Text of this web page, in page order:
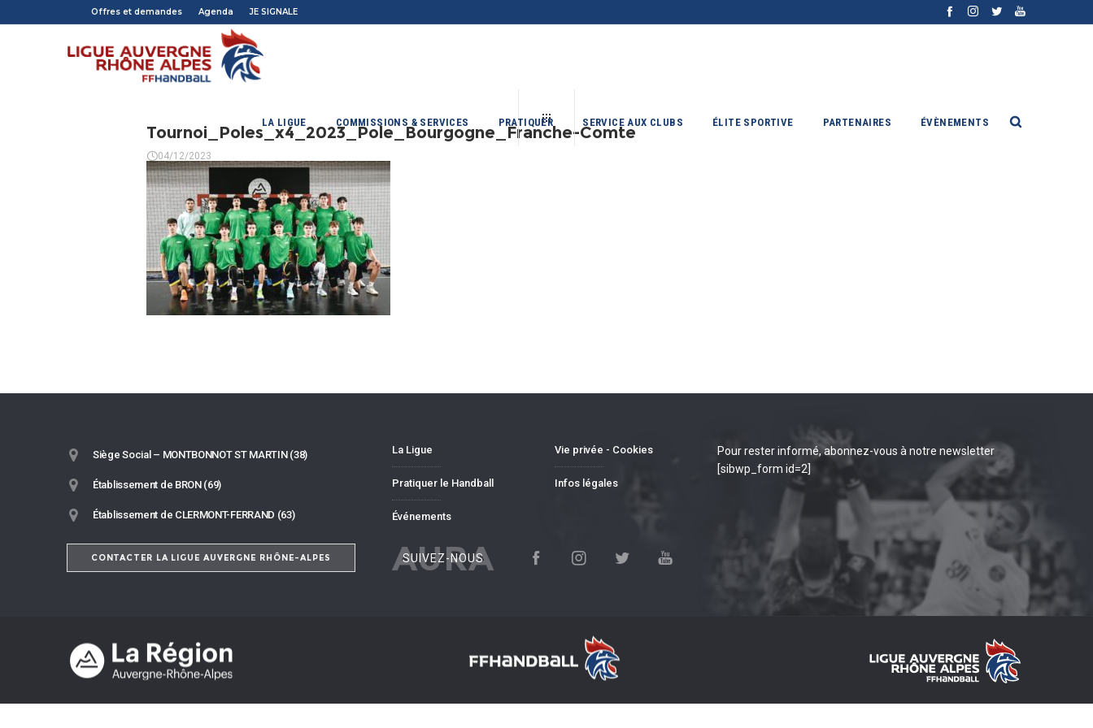
Offres et demandes Agenda JE SIGNALE
LA LIGUE COMMISSIONS & SERVICES PRATIQUER SERVICE AUX CLUBS ÉLITE SPORTIVE PARTENAIRES ÉVÈNEMENTS
Tournoi_Poles_x4_2023_Pole_Bourgogne_Franche-Comte
04/12/2023
Siège Social – MONTBONNOT ST MARTIN (38)
Établissement de BRON (69)
Établissement de CLERMONT-FERRAND (63)
CONTACTER LA LIGUE AUVERGNE RHÔNE-ALPES
La Ligue
Pratiquer le Handball
Événements
Vie privée - Cookies
Infos légales
AURA
SUIVEZ-NOUS
Pour rester informé, abonnez-vous à notre newsletter
[sibwp_form id=2]